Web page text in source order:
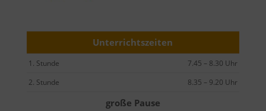
Unterrichtszeiten
1. Stunde
7.45 – 8.30 Uhr
2. Stunde
8.35 – 9.20 Uhr
große Pause